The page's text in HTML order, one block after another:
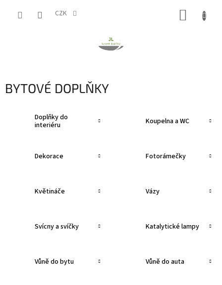
CZK
BYTOVÉ DOPLŇKY
Doplňky do
interiéru
Koupelna a WC
Dekorace Fotorámečky
Květináče Vázy
Svícny a svíčky Katalytické lampy
Vůně do bytu Vůně do auta